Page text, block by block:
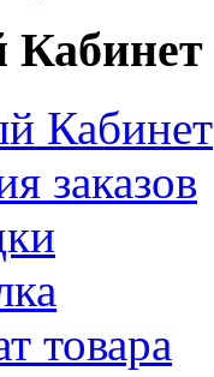
Кабинет
заказов
товара